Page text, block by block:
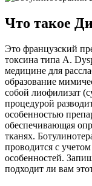
Что такое
Это французский
токсина типа А.
медицине для
образование
собой лиофилизат
процедурой
особенностью
обеспечивающая
тканях.
проводится с
особенностей.
подходит ли вам